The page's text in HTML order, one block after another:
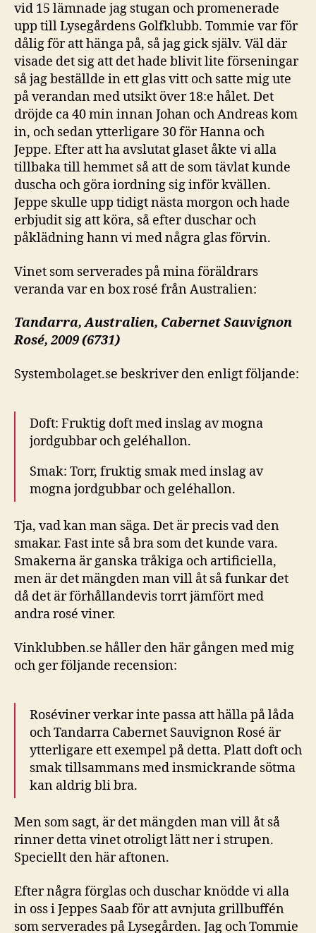
vid 15 lämnade jag stugan och promenerade
upp till Lysegårdens Golfklubb. Tommie var för
dålig för att hänga på, så jag gick själv. Väl där
visade det sig att det hade blivit lite förseningar
så jag beställde in ett glas vitt och satte mig ute
på verandan med utsikt över 18:e hålet. Det
dröjde ca 40 min innan Johan och Andreas kom
in, och sedan ytterligare 30 för Hanna och
Jeppe. Efter att ha avslutat glaset åkte vi alla
tillbaka till hemmet så att de som tävlat kunde
duscha och göra iordning sig inför kvällen.
Jeppe skulle upp tidigt nästa morgon och hade
erbjudit sig att köra, så efter duschar och
påklädning hann vi med några glas förvin.
Vinet som serverades på mina föräldrars
veranda var en box rosé från Australien:
Tandarra, Australien, Cabernet Sauvignon
Rosé, 2009 (6731)
Systembolaget.se beskriver den enligt följande:
Doft: Fruktig doft med inslag av mogna
jordgubbar och geléhallon.
Smak: Torr, fruktig smak med inslag av
mogna jordgubbar och geléhallon.
Tja, vad kan man säga. Det är precis vad den
smakar. Fast inte så bra som det kunde vara.
Smakerna är ganska tråkiga och artificiella,
men är det mängden man vill åt så funkar det
då det är förhållandevis torrt jämfört med
andra rosé viner.
Vinklubben.se håller den här gången med mig
och ger följande recension:
Roséviner verkar inte passa att hälla på låda
och Tandarra Cabernet Sauvignon Rosé är
ytterligare ett exempel på detta. Platt doft och
smak tillsammans med insmickrande sötma
kan aldrig bli bra.
Men som sagt, är det mängden man vill åt så
rinner detta vinet otroligt lätt ner i strupen.
Speciellt den här aftonen.
Efter några förglas och duschar knödde vi alla
in oss i Jeppes Saab för att avnjuta grillbuffén
som serverades på Lysegården. Jag och Tommie